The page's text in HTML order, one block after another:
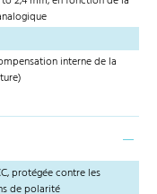
interne de la
protégée contre les
de polarité